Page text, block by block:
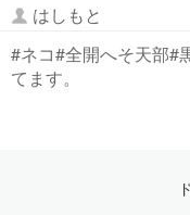
はしもと
#ネコ#全開へそ天部#
てます。